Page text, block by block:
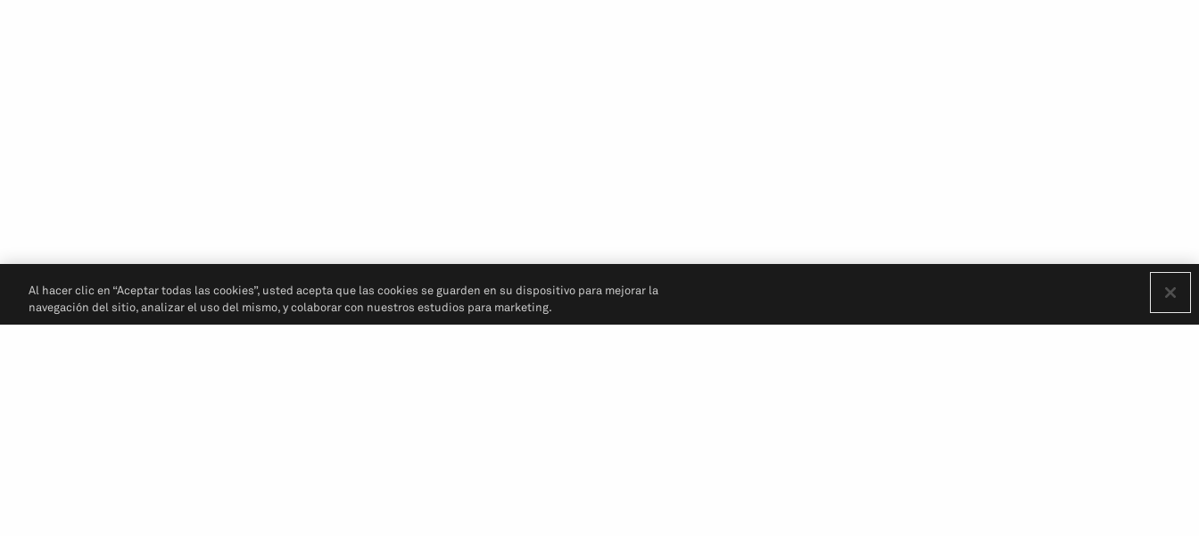
Al hacer clic en “Aceptar todas las cookies”, usted acepta que las cookies se guarden en su dispositivo para mejorar la
navegación del sitio, analizar el uso del mismo, y colaborar con nuestros estudios para marketing.